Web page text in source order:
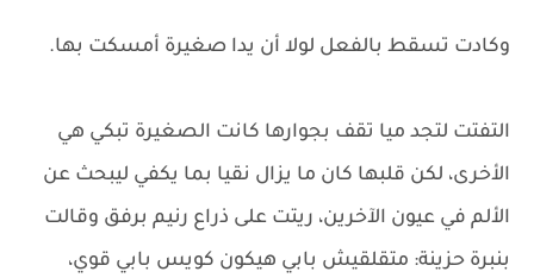
وكادت تسقط بالفعل لولا أن يدا صغيرة أمسكت بها.
التفتت لتجد ميا تقف بجوارها كانت الصغيرة تبكي هي
الأخرى، لكن قلبها كان ما يزال نقيا بما يكفي ليبحث عن
الألم في عيون الآخرين، ريتت على ذراع رنيم برفق وقالت
بنبرة حزينة: متقلقيش بابي هيكون كويس بابي قوي،